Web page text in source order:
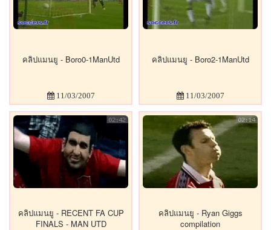
คลิปแมนยู - Boro0-1ManUtd
11/03/2007
คลิปแมนยู - Boro2-1ManUtd
11/03/2007
คลิปแมนยู - RECENT FA CUP
FINALS - MAN UTD
คลิปแมนยู - Ryan Giggs
compilation